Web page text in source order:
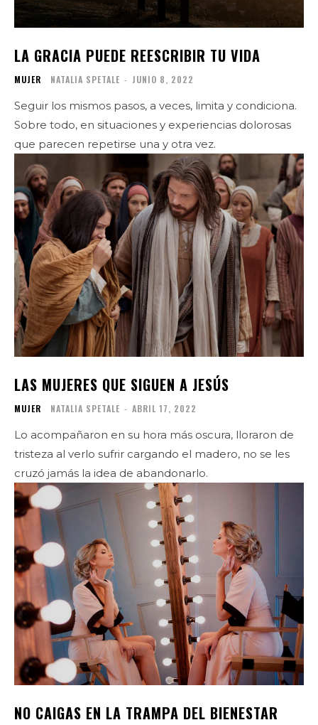
LA GRACIA PUEDE REESCRIBIR TU VIDA
MUJER NATALIA SPETALE - JUNIO 8, 2022
Seguir los mismos pasos, a veces, limita y condiciona.
Sobre todo, en situaciones y experiencias dolorosas
que parecen repetirse una y otra vez.
LAS MUJERES QUE SIGUEN A JESÚS
MUJER NATALIA SPETALE - ABRIL 17, 2022
Lo acompañaron en su hora más oscura, lloraron de
tristeza al verlo sufrir cargando el madero, no se les
cruzó jamás la idea de abandonarlo.
NO CAIGAS EN LA TRAMPA DEL BIENESTAR